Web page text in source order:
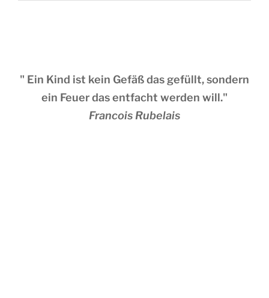
" Ein Kind ist kein Gefäß das gefüllt, sondern
ein Feuer das entfacht werden will."
Francois Rubelais